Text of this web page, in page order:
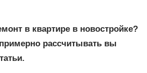
в квартире в новостройке?
рассчитывать вы